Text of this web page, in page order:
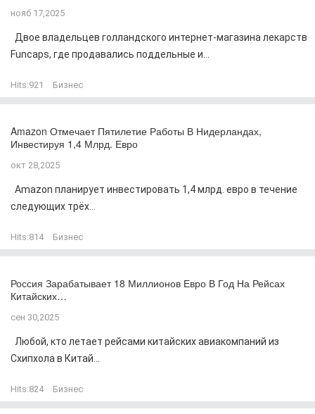
нояб 17,2025
Двое владельцев голландского интернет-магазина лекарств
Funcaps, где продавались поддельные и...
Hits:921 Бизнес
Amazon Отмечает Пятилетие Работы В Нидерландах,
Инвестируя 1,4 Млрд. Евро
окт 28,2025
Amazon планирует инвестировать 1,4 млрд. евро в течение
следующих трёх...
Hits:814 Бизнес
Россия Зарабатывает 18 Миллионов Евро В Год На Рейсах
Китайских…
сен 30,2025
Любой, кто летает рейсами китайских авиакомпаний из
Схипхола в Китай...
Hits:824 Бизнес